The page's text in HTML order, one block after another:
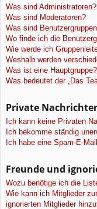
Was sind Administratoren?
Was sind Moderatoren?
Was sind
Wo finde ich die
Wie werde ich
Weshalb werden
Was ist eine Hauptgruppe?
Was bedeutet der „Das
Private
Ich kann keine Privaten
Ich bekomme ständig
Ich habe eine Spam-E-
Freunde und
Wozu benötige ich die
Wie kann ich Mitglieder
ignorierten Mitglieder